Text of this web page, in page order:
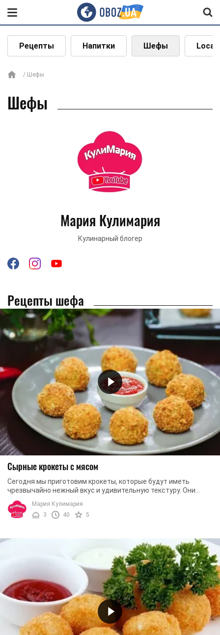
Рецепты Напитки Шефы Local
Шефы
Шефы
Мария Кулимария
Кулинарный блогер
Рецепты шефа
Сырные крокеты с мясом
Сегодня мы приготовим крокеты, которые будут иметь
чрезвычайно нежный вкус и удивительную текстуру. Они
будут отличаться большой сытностью, ...
Мария Кулимария
3
40 5